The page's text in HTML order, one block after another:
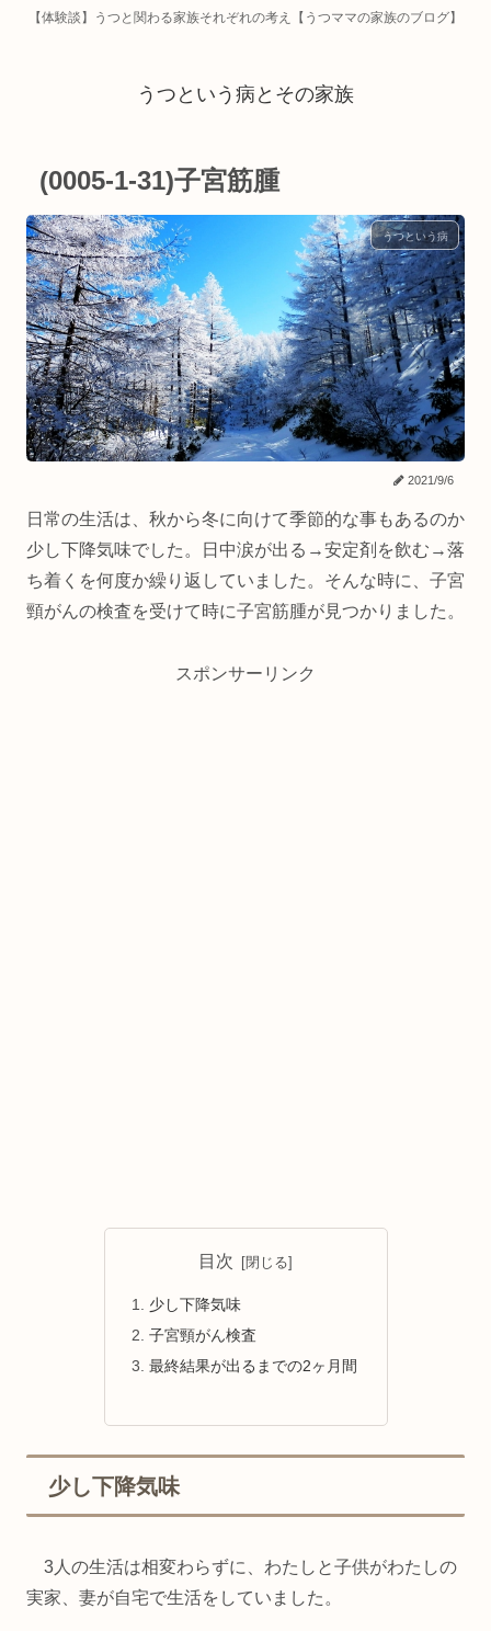
【体験談】うつと関わる家族それぞれの考え【うつママの家族のブログ】
うつという病とその家族
(0005-1-31)子宮筋腫
うつという病
2021/9/6
日常の生活は、秋から冬に向けて季節的な事もあるのか
少し下降気味でした。日中涙が出る→安定剤を飲む→落
ち着くを何度か繰り返していました。そんな時に、子宮
頸がんの検査を受けて時に子宮筋腫が見つかりました。
スポンサーリンク
目次
少し下降気味
子宮頸がん検査
最終結果が出るまでの2ヶ月間
少し下降気味
3人の生活は相変わらずに、わたしと子供がわたしの
実家、妻が自宅で生活をしていました。